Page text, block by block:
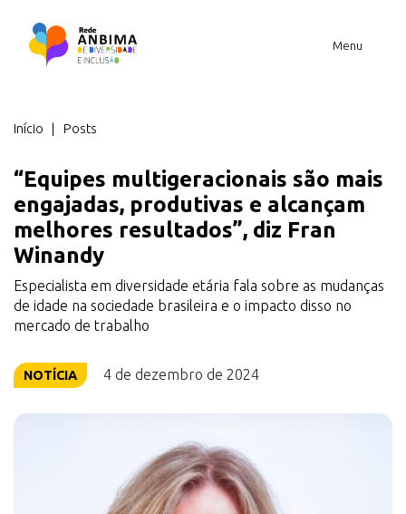
Menu
Você está em
Início Posts
“Equipes multigeracionais são mais
engajadas, produtivas e alcançam
melhores resultados”, diz Fran
Winandy
Especialista em diversidade etária fala sobre as mudanças
de idade na sociedade brasileira e o impacto disso no
mercado de trabalho
NOTÍCIA 4 de dezembro de 2024